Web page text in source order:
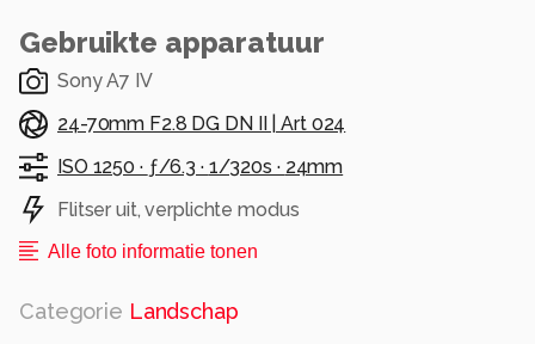
Gebruikte apparatuur
Sony A7 IV
24-70mm F2.8 DG DN II | Art 024
ISO 1250 · ƒ/6.3 · 1/320s · 24mm
Flitser uit, verplichte modus
Alle foto informatie tonen
Categorie Landschap